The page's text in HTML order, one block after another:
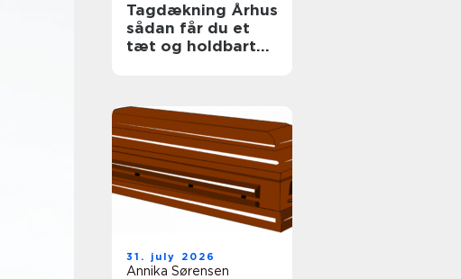
Tagdækning Århus
sådan får du et
tæt og holdbart
31. july 2026
Annika Sørensen